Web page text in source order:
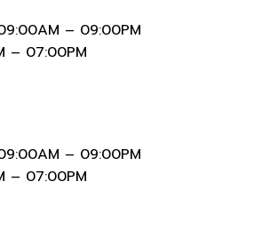
– 09:00PM
– 07:00PM
– 09:00PM
– 07:00PM